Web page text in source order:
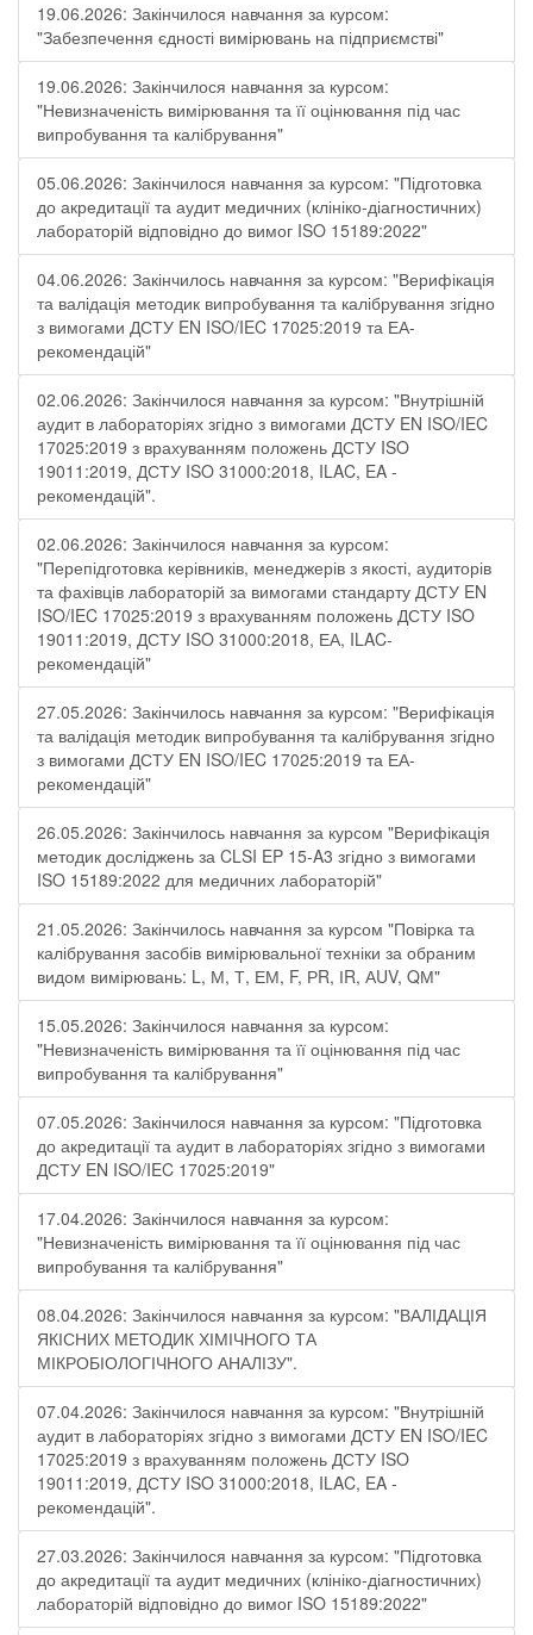
19.06.2026: Закінчилося навчання за курсом:
"Забезпечення єдності вимірювань на підприємстві"
19.06.2026: Закінчилося навчання за курсом:
"Невизначеність вимірювання та її оцінювання під час
випробування та калібрування"
05.06.2026: Закінчилося навчання за курсом: "Підготовка
до акредитації та аудит медичних (клініко-діагностичних)
лабораторій відповідно до вимог ISO 15189:2022"
04.06.2026: Закінчилось навчання за курсом: "Верифікація
та валідація методик випробування та калібрування згідно
з вимогами ДСТУ EN ISO/IEC 17025:2019 та ЕА-
рекомендацій"
02.06.2026: Закінчилося навчання за курсом: "Внутрішній
аудит в лабораторіях згідно з вимогами ДСТУ EN ISO/IEC
17025:2019 з врахуванням положень ДСТУ ISO
19011:2019, ДСТУ ISO 31000:2018, ILAC, EA -
рекомендацій".
02.06.2026: Закінчилося навчання за курсом:
"Перепідготовка керівників, менеджерів з якості, аудиторів
та фахівців лабораторій за вимогами стандарту ДСТУ EN
ISO/IEC 17025:2019 з врахуванням положень ДСТУ ISO
19011:2019, ДСТУ ISO 31000:2018, ЕА, ILAC-
рекомендацій"
27.05.2026: Закінчилось навчання за курсом: "Верифікація
та валідація методик випробування та калібрування згідно
з вимогами ДСТУ EN ISO/IEC 17025:2019 та ЕА-
рекомендацій"
26.05.2026: Закінчилось навчання за курсом "Верифікація
методик досліджень за CLSI EP 15-A3 згідно з вимогами
ISO 15189:2022 для медичних лабораторій"
21.05.2026: Закінчилось навчання за курсом "Повірка та
калібрування засобів вимірювальної техніки за обраним
видом вимірювань: L, М, Т, ЕМ, F, РR, ІR, АUV, QМ"
15.05.2026: Закінчилося навчання за курсом:
"Невизначеність вимірювання та її оцінювання під час
випробування та калібрування"
07.05.2026: Закінчилося навчання за курсом: "Підготовка
до акредитації та аудит в лабораторіях згідно з вимогами
ДСТУ EN ISO/IEC 17025:2019"
17.04.2026: Закінчилося навчання за курсом:
"Невизначеність вимірювання та її оцінювання під час
випробування та калібрування"
08.04.2026: Закінчилося навчання за курсом: "ВАЛІДАЦІЯ
ЯКІСНИХ МЕТОДИК ХІМІЧНОГО ТА
МІКРОБІОЛОГІЧНОГО АНАЛІЗУ".
07.04.2026: Закінчилося навчання за курсом: "Внутрішній
аудит в лабораторіях згідно з вимогами ДСТУ EN ISO/IEC
17025:2019 з врахуванням положень ДСТУ ISO
19011:2019, ДСТУ ISO 31000:2018, ILAC, EA -
рекомендацій".
27.03.2026: Закінчилося навчання за курсом: "Підготовка
до акредитації та аудит медичних (клініко-діагностичних)
лабораторій відповідно до вимог ISO 15189:2022"